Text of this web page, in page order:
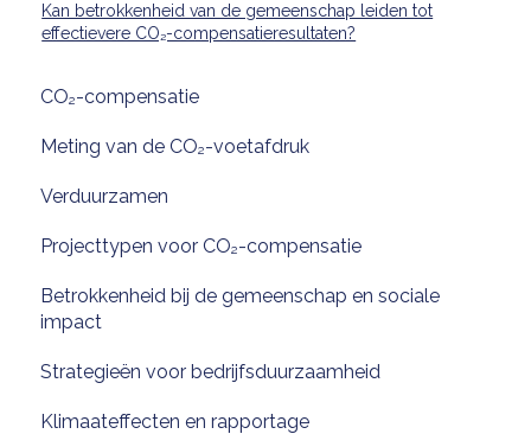
Kan betrokkenheid van de gemeenschap leiden tot
effectievere CO₂-compensatieresultaten?
CO₂-compensatie
Meting van de CO₂-voetafdruk
Verduurzamen
Projecttypen voor CO₂-compensatie
Betrokkenheid bij de gemeenschap en sociale
impact
Strategieën voor bedrijfsduurzaamheid
Klimaateffecten en rapportage